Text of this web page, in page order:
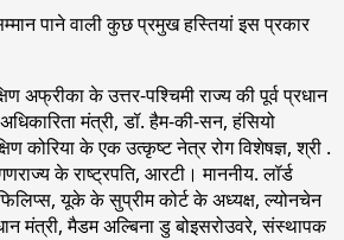
पाने वाली कुछ प्रमुख हस्तियां इस प्रकार
अफ्रीका के उत्तर-पश्चिमी राज्य की पूर्व प्रधान
मंत्री, डॉ. हैम-की-सन, हंसियो
कोरिया के एक उत्कृष्ट नेत्र रोग विशेषज्ञ, श्री .
के राष्ट्रपति, आरटी। माननीय. लॉर्ड
यूके के सुप्रीम कोर्ट के अध्यक्ष, ल्योनचेन
मंत्री, मैडम अल्बिना डु बोइसरोउवरे, संस्थापक